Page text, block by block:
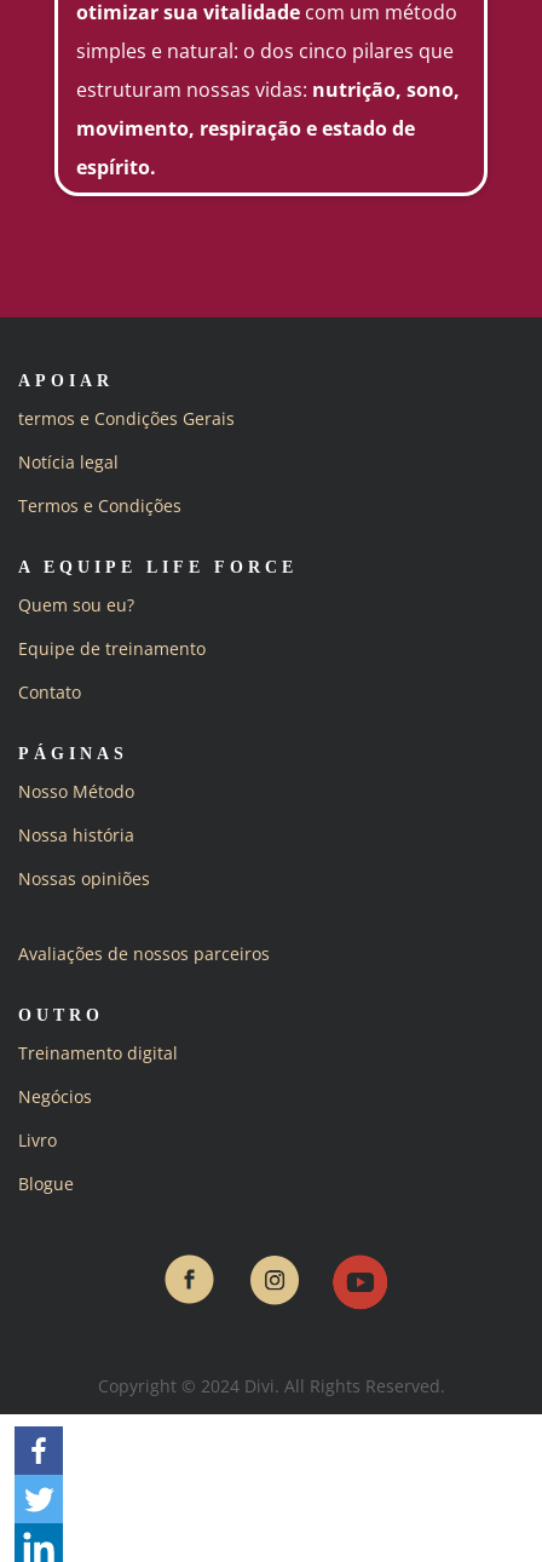
otimizar sua vitalidade com um método
simples e natural: o dos cinco pilares que
estruturam nossas vidas: nutrição, sono,
movimento, respiração e estado de
espírito.
APOIAR
termos e Condições Gerais
Notícia legal
Termos e Condições
A EQUIPE LIFE FORCE
Quem sou eu?
Equipe de treinamento
Contato
PÁGINAS
Nosso Método
Nossa história
Nossas opiniões
Avaliações de nossos parceiros
OUTRO
Treinamento digital
Negócios
Livro
Blogue
Copyright © 2024 Divi. All Rights Reserved.